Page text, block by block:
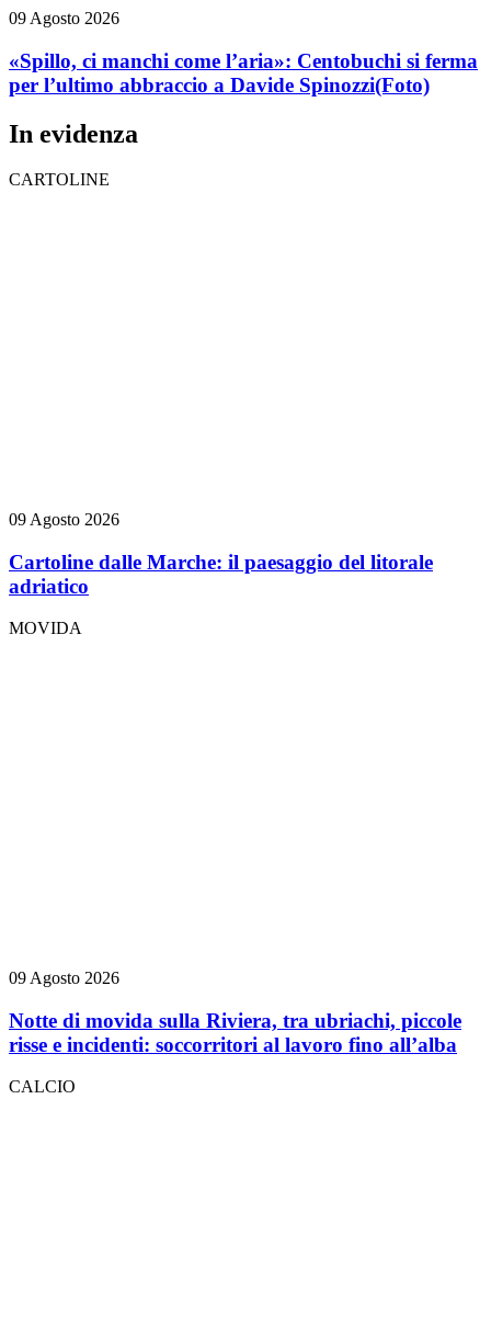
09 Agosto 2026
«Spillo, ci manchi come l’aria»: Centobuchi si ferma
per l’ultimo abbraccio a Davide Spinozzi(Foto)
In evidenza
CARTOLINE
09 Agosto 2026
Cartoline dalle Marche: il paesaggio del litorale
adriatico
MOVIDA
09 Agosto 2026
Notte di movida sulla Riviera, tra ubriachi, piccole
risse e incidenti: soccorritori al lavoro fino all’alba
CALCIO